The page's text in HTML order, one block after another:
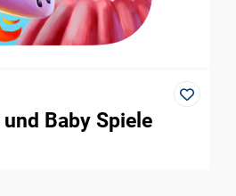
Baby Spiele